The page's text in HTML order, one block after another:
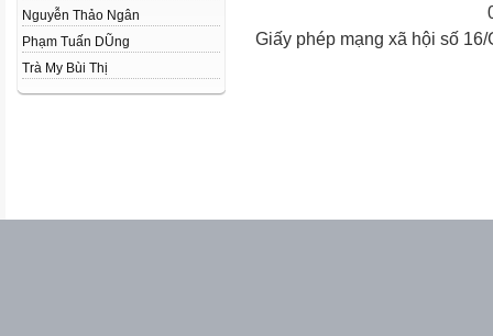
Nguyễn Thảo Ngân
Phạm Tuấn DŨng
Trà My Bùi Thị
Giấy phép mạng xã hội số